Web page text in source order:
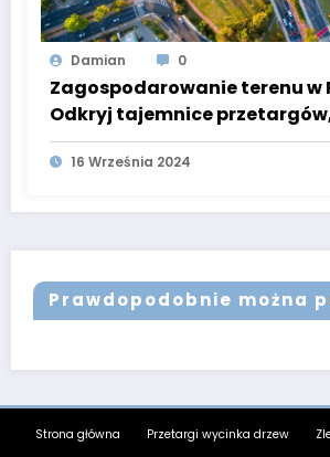
Damian 0
Zagospodarowanie terenu w
Odkryj tajemnice
zmieniają krajobraz
16 Września 2024
Prawdopodobnie można
Strona główna Przetargi wycinka drzew